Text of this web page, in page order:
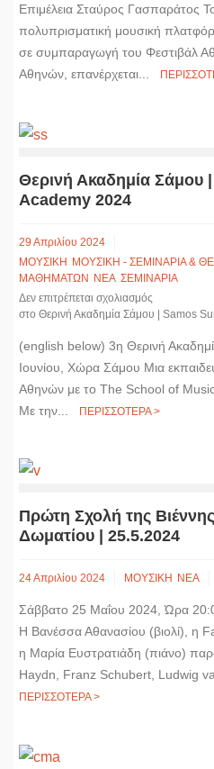
Επιμέλεια Σταύρος Γασπαράτος
πολυπρισματική μουσική
σε συμπαραγωγή του Φεστιβάλ
Αθηνών, επανέρχεται...
Θερινή Ακαδημία Σάμου
Academy 2024
29 Απριλίου 2024
ΜΟΥΣΙΚΗ ΜΟΥΣΙΚΗ - ΣΕΜΙΝΑΡΙΑ &
ΜΑΘΗΜΑΤΩΝ ΝΕΑ ΣΕΜΙΝΑΡΙΑ
Δεν επιτρέπεται σχολιασμός
στο Θερινή Ακαδημία Σάμου | Samos
(english below) 3η Θερινή
Ιουνίου, Χώρα Σάμου Μια
Αθηνών με το The School of
Με την...
ΠΕΡΙΣΣΟΤΕΡΑ >
Πρώτη Σχολή της
Δωματίου | 25.5.2024
24 Απριλίου 2024 ΜΟΥΣΙΚΗ ΝΕΑ
Σάββατο 25 Μαΐου 2024, Ώρα
Η Βανέσσα Αθανασίου (βιολί), η
η Μαρία Ευστρατιάδη (πιάνο)
Haydn, Franz Schubert, Ludwig
ΠΕΡΙΣΣΟΤΕΡΑ >